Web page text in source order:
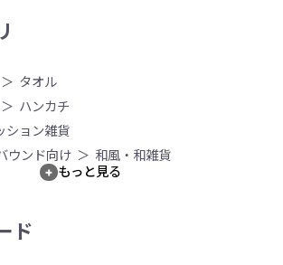
タオル
ハンカチ
ション雑貨
ウンド向け
和風・和雑貨
もっと見る
ド